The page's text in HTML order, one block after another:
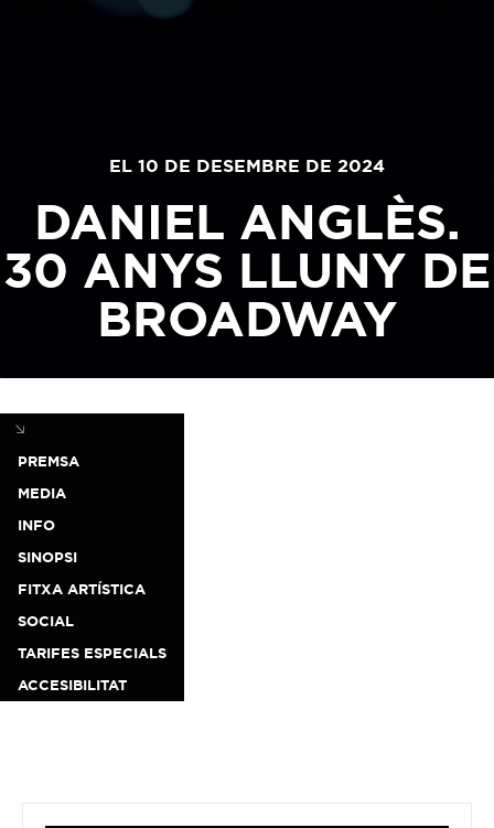
EL 10 DE DESEMBRE DE 2024
DANIEL ANGLÈS.
30 ANYS LLUNY DE
BROADWAY
PREMSA
MEDIA
INFO
SINOPSI
FITXA ARTÍSTICA
SOCIAL
TARIFES ESPECIALS
ACCESIBILITAT